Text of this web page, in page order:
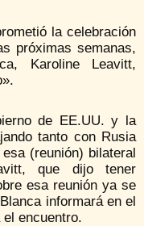
la celebración
próximas semanas,
Karoline Leavitt,
de EE.UU. y la
tanto con Rusia
(reunión) bilateral
que dijo tener
esa reunión ya se
informará en el
encuentro.